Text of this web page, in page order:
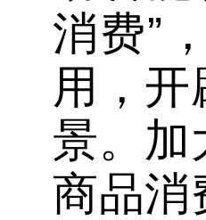
消费”
用，
景。加
商品消